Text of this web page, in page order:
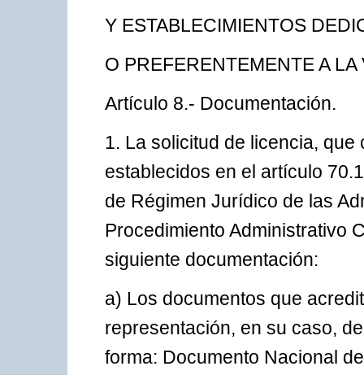
Y ESTABLECIMIENTOS
O PREFERENTEMENTE A
Artículo 8.- Documentación.
1. La solicitud de licencia,
establecidos en el artículo
de Régimen Jurídico de las
Procedimiento Administrativo
siguiente documentación:
a) Los documentos que
representación, en su caso,
forma: Documento Nacional